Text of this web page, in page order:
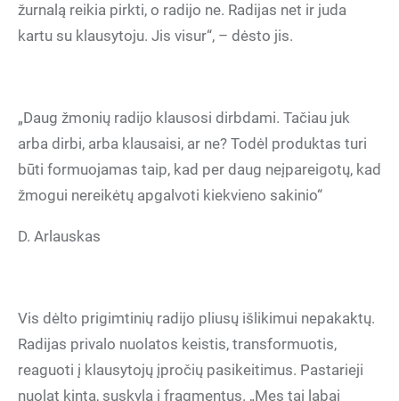
žurnalą reikia pirkti, o radijo ne. Radijas net ir juda
kartu su klausytoju. Jis visur“, – dėsto jis.
„Daug žmonių radijo klausosi dirbdami. Tačiau juk
arba dirbi, arba klausaisi, ar ne? Todėl produktas turi
būti formuojamas taip, kad per daug neįpareigotų, kad
žmogui nereikėtų apgalvoti kiekvieno sakinio“
D. Arlauskas
Vis dėlto prigimtinių radijo pliusų išlikimui nepakaktų.
Radijas privalo nuolatos keistis, transformuotis,
reaguoti į klausytojų įpročių pasikeitimus. Pastarieji
nuolat kinta, suskyla į fragmentus. „Mes tai labai